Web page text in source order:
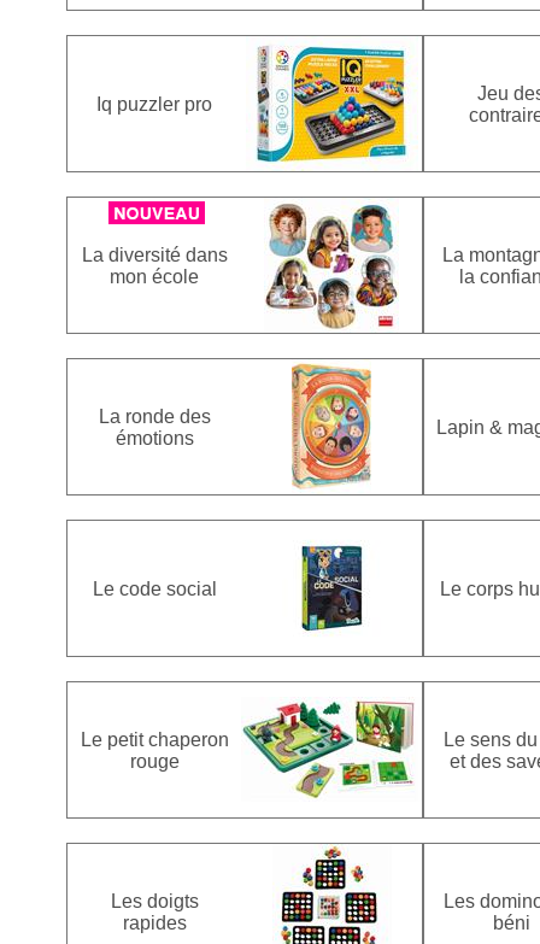
Iq puzzler pro
Jeu
La diversité dans
mon école
La
la
La ronde des
émotions
Lapin &
Le code social Le corps
Le petit chaperon
rouge
Le sens
et des
Les doigts
rapides
Les
béni